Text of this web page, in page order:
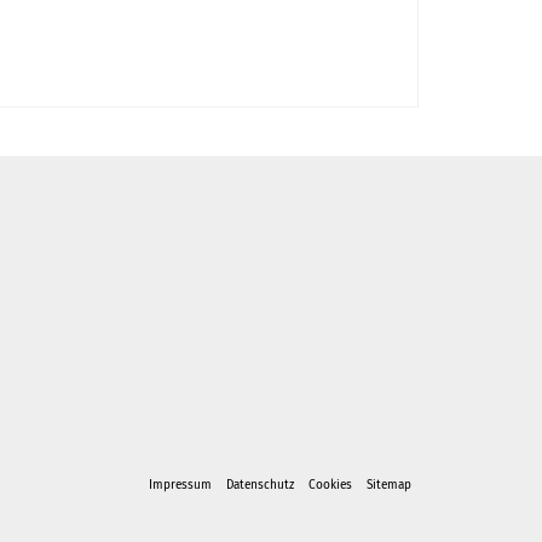
Impressum Datenschutz Cookies
Sitemap